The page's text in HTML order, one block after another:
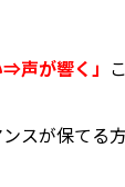
⇒声が響く」
スが保てる